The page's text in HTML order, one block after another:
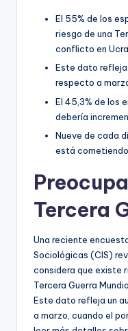
El 55% de los
riesgo de una
conflicto en
Este dato refleja
respecto a
El 45,3% de los
debería
Nueve de cada
está cometiendo
Tercera
Una reciente
Sociológicas (CIS)
considera que existe
Tercera Guerra
Este dato refleja un
a marzo, cuando el